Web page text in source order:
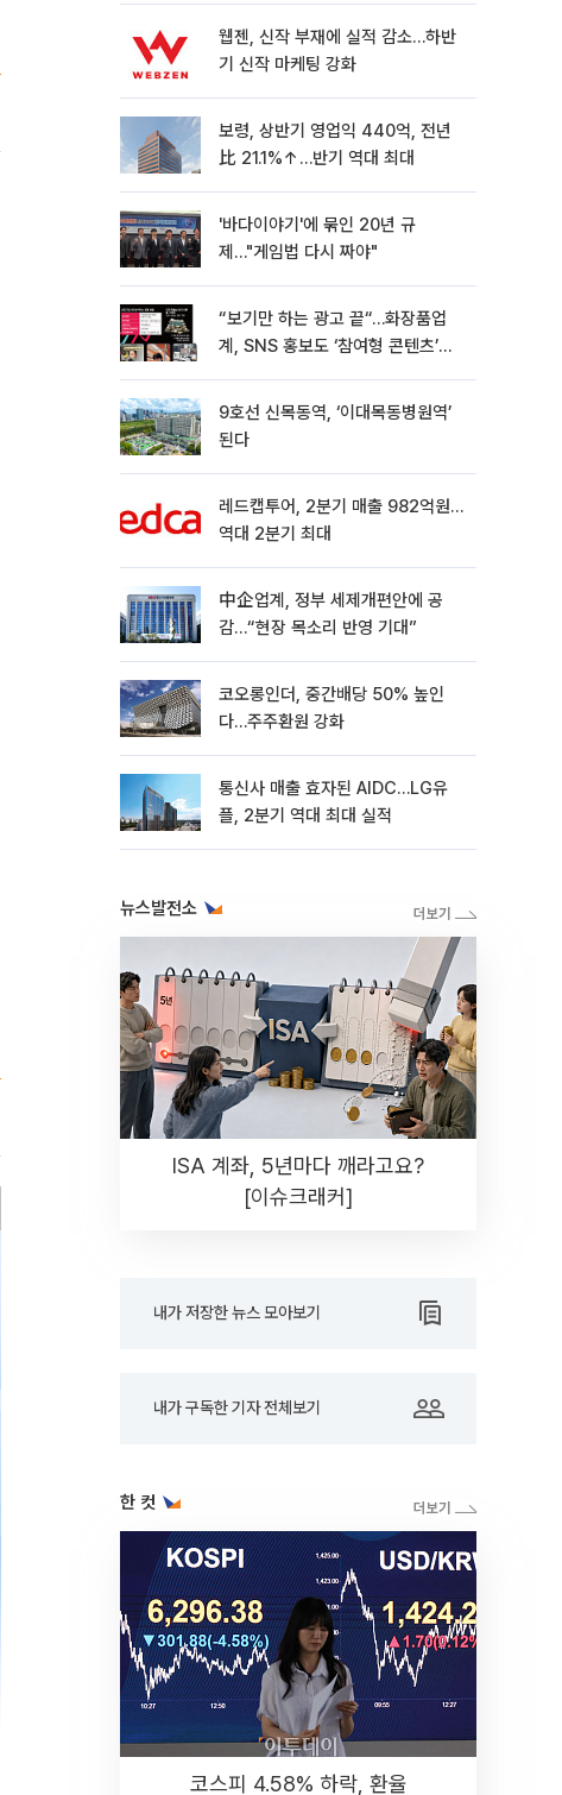
웹젠, 신작 부재에 실적 감소…하반
기 신작 마케팅 강화
보령, 상반기 영업익 440억, 전년
比 21.1%↑…반기 역대 최대
'바다이야기'에 묶인 20년 규
제…"게임법 다시 짜야"
“보기만 하는 광고 끝“…화장품업
계, SNS 홍보도 ‘참여형 콘텐츠’로
9호선 신목동역, ‘이대목동병원역’
된다
레드캡투어, 2분기 매출 982억원…
역대 2분기 최대
中企업계, 정부 세제개편안에 공
감…“현장 목소리 반영 기대”
코오롱인더, 중간배당 50% 높인
다…주주환원 강화
통신사 매출 효자된 AIDC…LG유
플, 2분기 역대 최대 실적
뉴스발전소
ISA 계좌, 5년마다 깨라고요?
[이슈크래커]
내가 저장한 뉴스 모아보기
내가 구독한 기자 전체보기
한 컷
코스피 4.58% 하락, 환율